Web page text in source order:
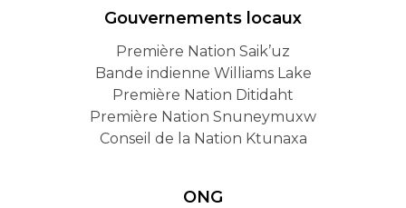
Gouvernements locaux
Première Nation Saik’uz
Bande indienne Williams Lake
Première Nation Ditidaht
Première Nation Snuneymuxw
Conseil de la Nation Ktunaxa
ONG